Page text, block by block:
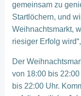
gemeinsam zu
Startlöchern, und
Weihnachtsmarkt,
riesiger Erfolg
Der
von 18:00 bis
bis 22:00 Uhr.